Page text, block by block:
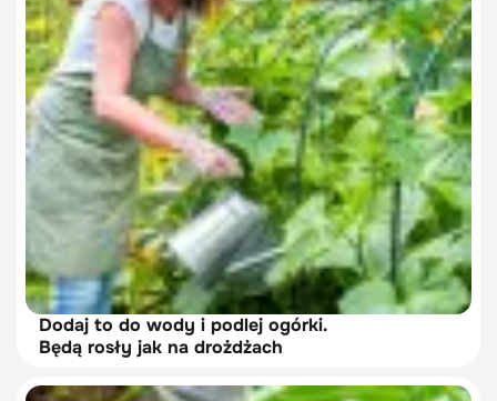
Dodaj to do wody i podlej ogórki.
Będą rosły jak na drożdżach